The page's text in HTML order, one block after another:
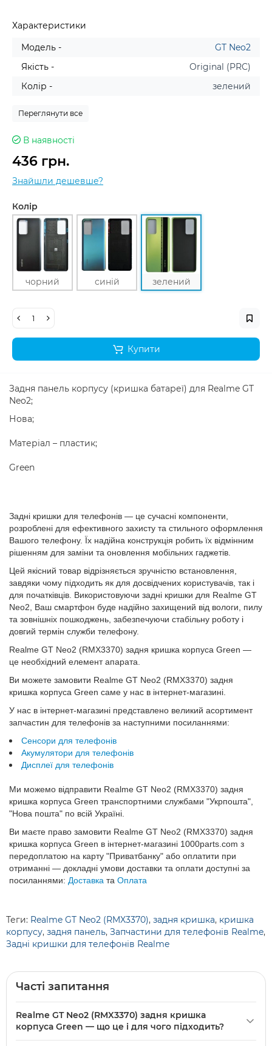
Характеристики
Модель -
GT Neo2
Якість -
Original (PRC)
Колір -
зелений
Переглянути все
В наявності
436 грн.
Знайшли дешевше?
Колір
чорний синій зелений
Купити
Задня панель корпусу (кришка батареї) для Realme GT
Neo2;
Нова;
Матеріал – пластик;
Green
Задні кришки для телефонів — це сучасні компоненти,
розроблені для ефективного захисту та стильного оформлення
Вашого телефону. Їх надійна конструкція робить їх відмінним
рішенням для заміни та оновлення мобільних гаджетів.
Цей якісний товар відрізняється зручністю встановлення,
завдяки чому підходить як для досвідчених користувачів, так і
для початківців. Використовуючи задні кришки для Realme GT
Neo2, Ваш смартфон буде надійно захищений від вологи, пилу
та зовнішніх пошкоджень, забезпечуючи стабільну роботу і
довгий термін служби телефону.
Realme GT Neo2 (RMX3370) задня кришка корпуса Green —
це необхідний елемент апарата.
Ви можете замовити Realme GT Neo2 (RMX3370) задня
кришка корпуса Green саме у нас в інтернет-магазині.
У нас в інтернет-магазині представлено великий асортимент
запчастин для телефонів за наступними посиланнями:
Сенсори для телефонів
Акумулятори для телефонів
Дисплеї для телефонів
Ми можемо відправити Realme GT Neo2 (RMX3370) задня
кришка корпуса Green транспортними службами "Укрпошта",
"Нова пошта" по всій Україні.
Ви маєте право замовити Realme GT Neo2 (RMX3370) задня
кришка корпуса Green в інтернет-магазині 1000parts.com з
передоплатою на карту "Приватбанку" або оплатити при
отриманні — докладні умови доставки та оплати доступні за
посиланнями: Доставка та Оплата
Теги: Realme GT Neo2 (RMX3370), задня кришка, кришка
корпусу, задня панель, Запчастини для телефонів Realme,
Задні кришки для телефонів Realme
Часті запитання
Realme GT Neo2 (RMX3370) задня кришка
корпуса Green — що це і для чого підходить?